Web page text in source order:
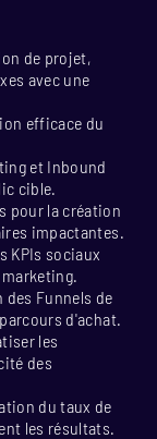
de projet,
avec une
efficace du
et Inbound
cible.
pour la création
impactantes.
KPIs sociaux
des Funnels de
d'achat.
les
des
du taux de
les résultats.